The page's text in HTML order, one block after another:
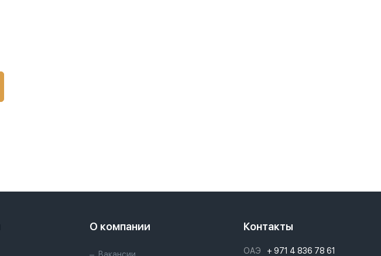
О компании Контакты
ОАЭ + 971 4 836 78 61